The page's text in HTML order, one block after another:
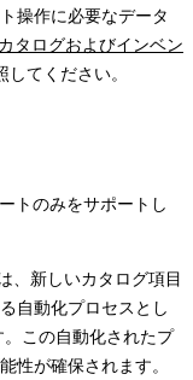
操作に必要なデータ
タログおよびインベン
してください。
トのみをサポートし
、新しいカタログ項目
自動化プロセスとし
。この自動化されたプ
性が確保されます。